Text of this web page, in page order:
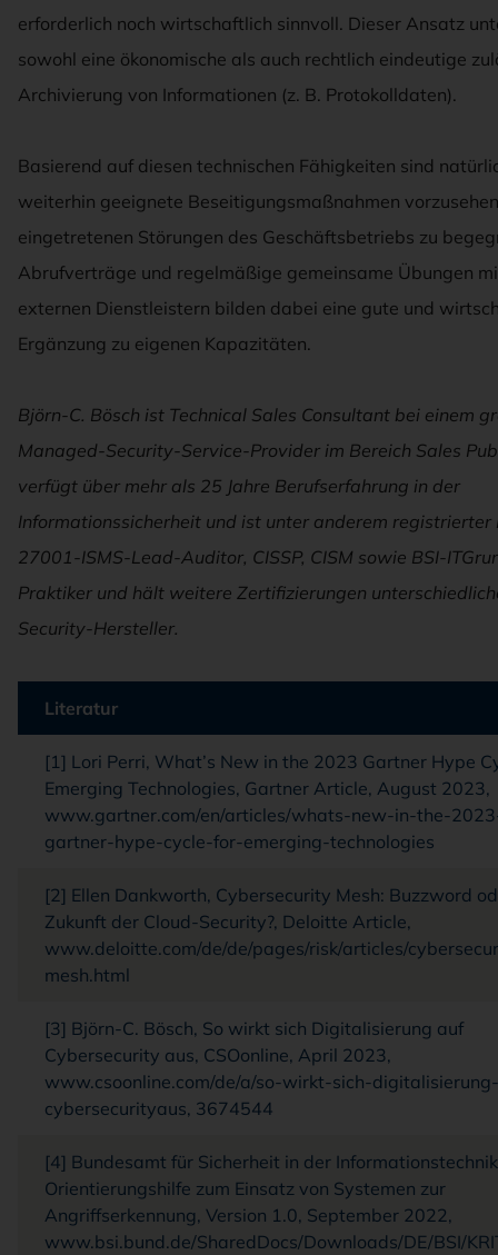
erforderlich noch wirtschaftlich sinnvoll. Dieser Ansatz
sowohl eine ökonomische als auch rechtlich eindeutige
Archivierung von Informationen (z. B. Protokolldaten).
Basierend auf diesen technischen Fähigkeiten sind
weiterhin geeignete Beseitigungsmaßnahmen
eingetretenen Störungen des Geschäftsbetriebs zu
Abrufverträge und regelmäßige gemeinsame Übungen
externen Dienstleistern bilden dabei eine gute und
Ergänzung zu eigenen Kapazitäten.
Björn-C. Bösch ist Technical Sales Consultant bei einem
Managed-Security-Service-Provider im Bereich Sales
verfügt über mehr als 25 Jahre Berufserfahrung in der
Informationssicherheit und ist unter anderem registrierter
27001-ISMS-Lead-Auditor, CISSP, CISM sowie BSI-
Praktiker und hält weitere Zertifizierungen
Security-Hersteller.
Literatur
[1] Lori Perri, What’s New in the 2023 Gartner Hype
Emerging Technologies, Gartner Article, August 2023,
www.gartner.com/en/articles/whats-new-in-the-
gartner-hype-cycle-for-emerging-technologies
[2] Ellen Dankworth, Cybersecurity Mesh: Buzzword
Zukunft der Cloud-Security?, Deloitte Article,
www.deloitte.com/de/de/pages/risk/articles/
mesh.html
[3] Björn-C. Bösch, So wirkt sich Digitalisierung auf
Cybersecurity aus, CSOonline, April 2023,
www.csoonline.com/de/a/so-wirkt-sich-
cybersecurityaus, 3674544
[4] Bundesamt für Sicherheit in der
Orientierungshilfe zum Einsatz von Systemen zur
Angriffserkennung, Version 1.0, September 2022,
www.bsi.bund.de/SharedDocs/Downloads/DE/BSI/